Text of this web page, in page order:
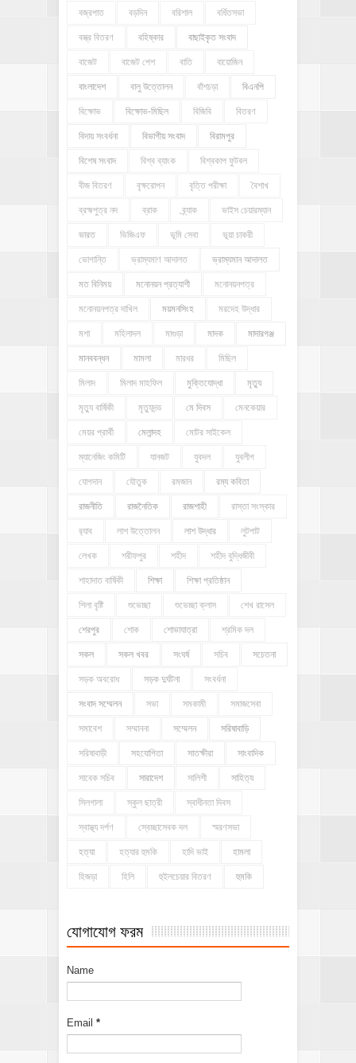
বজ্রপাত বড়দিন বরিশাল বর্ধিতসভা
বস্ত্র বিতরণ বহিষ্কার বাছাইকৃত সংবাদ
বাজেট বাজেট পেশ বাতি বায়োজিন
বাংলাদেশ বালু উত্তোলন বাঁশচড়া বিএনপি
বিক্ষোভ বিক্ষোভ-মিছিল বিজিবি বিতরণ
বিদায় সংবর্ধনা বিভাগীয় সংবাদ বিরামপুর
বিশেষ সংবাদ বিশ্ব ব্যাংক বিশ্বকাপ ফুটবল
বীজ বিতরণ বৃক্ষরোপন বৃত্তি পরীক্ষা বৈশাখ
ব্রহ্মপুত্র নদ ব্রাক ব্র্যাক ভাইস চেয়ারম্যান
ভারত ভিজিএফ ভূমি সেবা ভূয়া চাকরী
ভোগান্তি ভ্রাম্যমাণ আদালত ভ্রাম্যমান আদালত
মত বিনিময় মনোনয়ন প্রত্যাশী মনোনয়নপত্র
মনোনয়নপত্র দাখিল ময়মনসিংহ মরদেহ উদ্ধার
মশা মহিলাদল মাগুড়া মাদক মাদারগঞ্জ
মানববন্ধন মামলা মারধর মিছিল
মিলাদ মিলাদ মাহফিল মুক্তিযোদ্ধা মৃত্যু
মৃত্যু বার্ষিকী মৃত্যুদন্ড মে দিবস মেনকেয়ার
মেয়র প্রার্থী মেলান্দহ মোটর সাইকেল
ম্যানেজিং কমিটি যানজট যুবদল যুবলীগ
যোগদান যৌতুক রমজান রম্য কবিতা
রাজনীতি রাজনৈতিক রাজশাহী রাস্তা সংস্কার
র‍্যাব লাশ উত্তোলন লাশ উদ্ধার লুটপাট
লেখক শরীফপুর শহীদ শহীদ বুদ্ধিজীবী
শাহাদাত বার্ষিকী শিক্ষা শিক্ষা প্রতিষ্ঠান
শিলা বৃষ্টি শুভেচ্ছা শুভেচ্ছা ক্লাস শেখ রাসেল
শেরপুর শোক শোভাযাত্রা শ্রমিক দল
সকল সকল খবর সংঘর্ষ সচিব সচেতনা
সড়ক অবরোধ সড়ক দুর্ঘটনা সংবর্ধনা
সংবাদ সম্মেলন সভা সমকামী সমাজসেবা
সমাবেশ সম্মাননা সম্মেলন সরিষাবাড়ি
সরিষাবাড়ী সহযোগিতা সাতক্ষীরা সাংবাদিক
সাবেক সচিব সারাদেশ সালিশী সাহিত্য
সিলগালা স্কুল ছাত্রী স্বাধীনতা দিবস
স্বাস্থ্য দর্পণ স্বেচ্ছাসেবক দল স্মরণসভা
হত্যা হত্যার হুমকি হাদি ভাই হামলা
হিজড়া হিলি হুইলচেয়ার বিতরণ হুমকি
যোগাযোগ ফরম
Name
Email *